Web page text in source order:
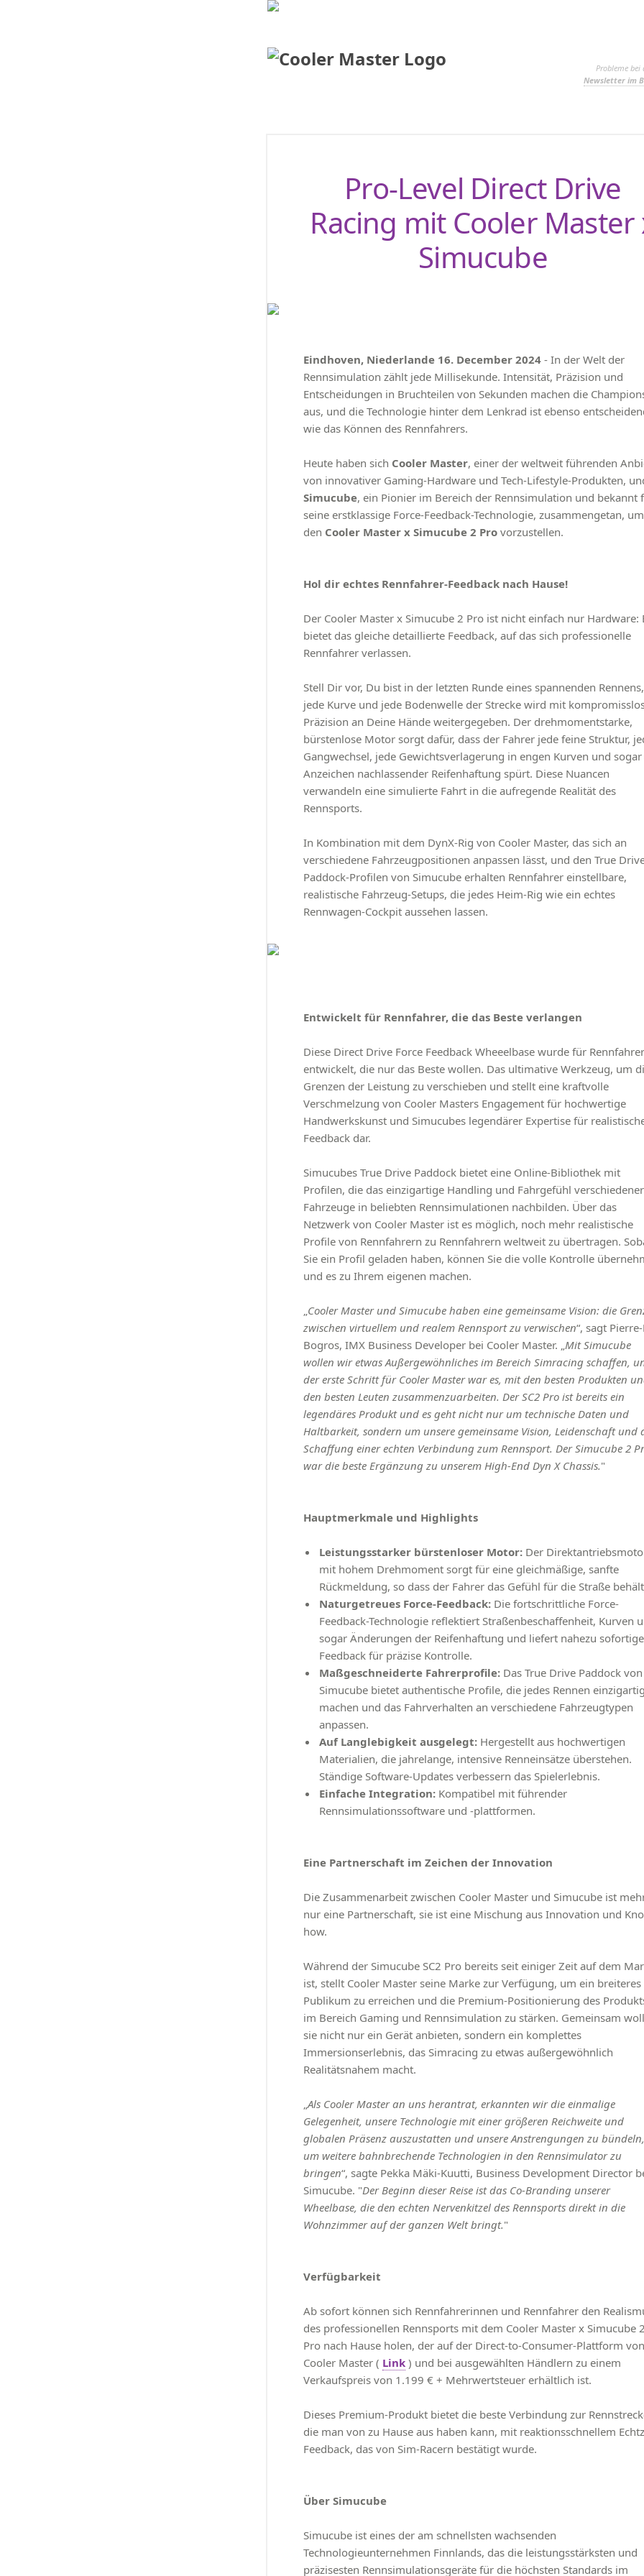
Probleme bei
Newsletter im
Pro-Level Direct Drive
Racing mit Cooler Master
Simucube
Eindhoven, Niederlande 16. December 2024 - In der Welt der
Rennsimulation zählt jede Millisekunde. Intensität, Präzision und
Entscheidungen in Bruchteilen von Sekunden machen die
aus, und die Technologie hinter dem Lenkrad ist ebenso
wie das Können des Rennfahrers.
Heute haben sich Cooler Master, einer der weltweit führenden
von innovativer Gaming-Hardware und Tech-Lifestyle-Produkten,
Simucube, ein Pionier im Bereich der Rennsimulation und bekannt
seine erstklassige Force-Feedback-Technologie, zusammengetan, um
den Cooler Master x Simucube 2 Pro vorzustellen.
Hol dir echtes Rennfahrer-Feedback nach Hause!
Der Cooler Master x Simucube 2 Pro ist nicht einfach nur Hardware:
bietet das gleiche detaillierte Feedback, auf das sich professionelle
Rennfahrer verlassen.
Stell Dir vor, Du bist in der letzten Runde eines spannenden Rennens,
jede Kurve und jede Bodenwelle der Strecke wird mit
Präzision an Deine Hände weitergegeben. Der drehmomentstarke,
bürstenlose Motor sorgt dafür, dass der Fahrer jede feine Struktur,
Gangwechsel, jede Gewichtsverlagerung in engen Kurven und
Anzeichen nachlassender Reifenhaftung spürt. Diese Nuancen
verwandeln eine simulierte Fahrt in die aufregende Realität des
Rennsports.
In Kombination mit dem DynX-Rig von Cooler Master, das sich an
verschiedene Fahrzeugpositionen anpassen lässt, und den True
Paddock-Profilen von Simucube erhalten Rennfahrer einstellbare,
realistische Fahrzeug-Setups, die jedes Heim-Rig wie ein echtes
Rennwagen-Cockpit aussehen lassen.
Entwickelt für Rennfahrer, die das Beste verlangen
Diese Direct Drive Force Feedback Wheeelbase wurde für Rennfahrer
entwickelt, die nur das Beste wollen. Das ultimative Werkzeug, um
Grenzen der Leistung zu verschieben und stellt eine kraftvolle
Verschmelzung von Cooler Masters Engagement für hochwertige
Handwerkskunst und Simucubes legendärer Expertise für
Feedback dar.
Simucubes True Drive Paddock bietet eine Online-Bibliothek mit
Profilen, die das einzigartige Handling und Fahrgefühl verschiedener
Fahrzeuge in beliebten Rennsimulationen nachbilden. Über das
Netzwerk von Cooler Master ist es möglich, noch mehr realistische
Profile von Rennfahrern zu Rennfahrern weltweit zu übertragen.
Sie ein Profil geladen haben, können Sie die volle Kontrolle
und es zu Ihrem eigenen machen.
„Cooler Master und Simucube haben eine gemeinsame Vision: die
zwischen virtuellem und realem Rennsport zu verwischen“, sagt
Bogros, IMX Business Developer bei Cooler Master. „Mit Simucube
wollen wir etwas Außergewöhnliches im Bereich Simracing schaffen,
der erste Schritt für Cooler Master war es, mit den besten Produkten
den besten Leuten zusammenzuarbeiten. Der SC2 Pro ist bereits ein
legendäres Produkt und es geht nicht nur um technische Daten und
Haltbarkeit, sondern um unsere gemeinsame Vision, Leidenschaft und
Schaffung einer echten Verbindung zum Rennsport. Der Simucube 2
war die beste Ergänzung zu unserem High-End Dyn X Chassis."
Hauptmerkmale und Highlights
Leistungsstarker bürstenloser Motor: Der
mit hohem Drehmoment sorgt für eine gleichmäßige, sanfte
Rückmeldung, so dass der Fahrer das Gefühl für die Straße
Naturgetreues Force-Feedback: Die fortschrittliche Force-
Feedback-Technologie reflektiert Straßenbeschaffenheit, Kurven
sogar Änderungen der Reifenhaftung und liefert nahezu
Feedback für präzise Kontrolle.
Maßgeschneiderte Fahrerprofile: Das True Drive Paddock von
Simucube bietet authentische Profile, die jedes Rennen einzigartig
machen und das Fahrverhalten an verschiedene Fahrzeugtypen
anpassen.
Auf Langlebigkeit ausgelegt: Hergestellt aus hochwertigen
Materialien, die jahrelange, intensive Renneinsätze überstehen.
Ständige Software-Updates verbessern das Spielerlebnis.
Einfache Integration: Kompatibel mit führender
Rennsimulationssoftware und -plattformen.
Eine Partnerschaft im Zeichen der Innovation
Die Zusammenarbeit zwischen Cooler Master und Simucube ist
nur eine Partnerschaft, sie ist eine Mischung aus Innovation und
how.
Während der Simucube SC2 Pro bereits seit einiger Zeit auf dem
ist, stellt Cooler Master seine Marke zur Verfügung, um ein breiteres
Publikum zu erreichen und die Premium-Positionierung des
im Bereich Gaming und Rennsimulation zu stärken. Gemeinsam
sie nicht nur ein Gerät anbieten, sondern ein komplettes
Immersionserlebnis, das Simracing zu etwas außergewöhnlich
Realitätsnahem macht.
„Als Cooler Master an uns herantrat, erkannten wir die einmalige
Gelegenheit, unsere Technologie mit einer größeren Reichweite und
globalen Präsenz auszustatten und unsere Anstrengungen zu bündeln,
um weitere bahnbrechende Technologien in den Rennsimulator zu
bringen“, sagte Pekka Mäki-Kuutti, Business Development Director
Simucube. "Der Beginn dieser Reise ist das Co-Branding unserer
Wheelbase, die den echten Nervenkitzel des Rennsports direkt in die
Wohnzimmer auf der ganzen Welt bringt."
Verfügbarkeit
Ab sofort können sich Rennfahrerinnen und Rennfahrer den
des professionellen Rennsports mit dem Cooler Master x Simucube 2
Pro nach Hause holen, der auf der Direct-to-Consumer-Plattform von
Cooler Master ( Link ) und bei ausgewählten Händlern zu einem
Verkaufspreis von 1.199 € + Mehrwertsteuer erhältlich ist.
Dieses Premium-Produkt bietet die beste Verbindung zur
die man von zu Hause aus haben kann, mit reaktionsschnellem
Feedback, das von Sim-Racern bestätigt wurde.
Über Simucube
Simucube ist eines der am schnellsten wachsenden
Technologieunternehmen Finnlands, das die leistungsstärksten und
präzisesten Rennsimulationsgeräte für die höchsten Standards im